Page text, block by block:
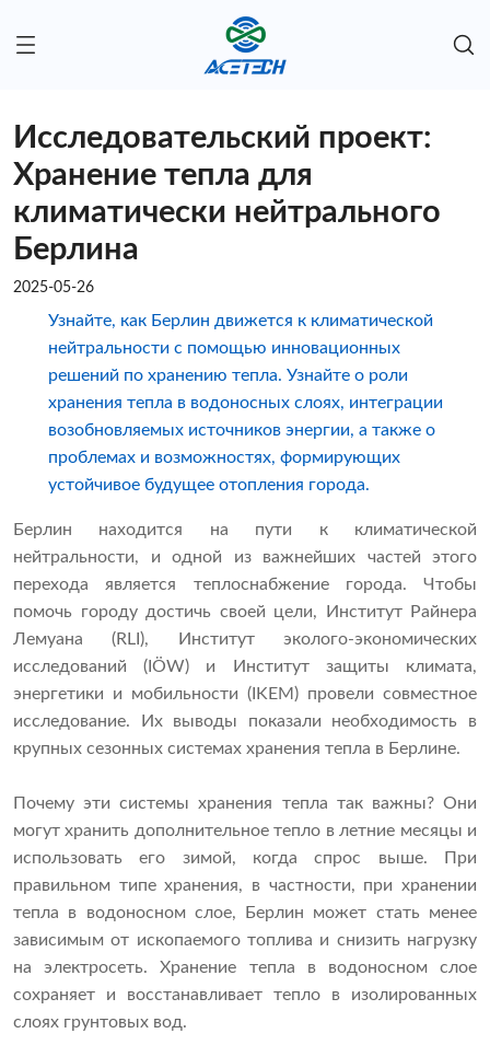
Исследовательский проект:
Хранение тепла для
климатически нейтрального
Берлина
2025-05-26
Узнайте, как Берлин движется к климатической
нейтральности с помощью инновационных
решений по хранению тепла. Узнайте о роли
хранения тепла в водоносных слоях, интеграции
возобновляемых источников энергии, а также о
проблемах и возможностях, формирующих
устойчивое будущее отопления города.
Берлин находится на пути к климатической
нейтральности, и одной из важнейших частей этого
перехода является теплоснабжение города. Чтобы
помочь городу достичь своей цели, Институт Райнера
Лемуана (RLI), Институт эколого-экономических
исследований (IÖW) и Институт защиты климата,
энергетики и мобильности (IKEM) провели совместное
исследование. Их выводы показали необходимость в
крупных сезонных системах хранения тепла в Берлине.
Почему эти системы хранения тепла так важны? Они
могут хранить дополнительное тепло в летние месяцы и
использовать его зимой, когда спрос выше. При
правильном типе хранения, в частности, при хранении
тепла в водоносном слое, Берлин может стать менее
зависимым от ископаемого топлива и снизить нагрузку
на электросеть. Хранение тепла в водоносном слое
сохраняет и восстанавливает тепло в изолированных
слоях грунтовых вод.